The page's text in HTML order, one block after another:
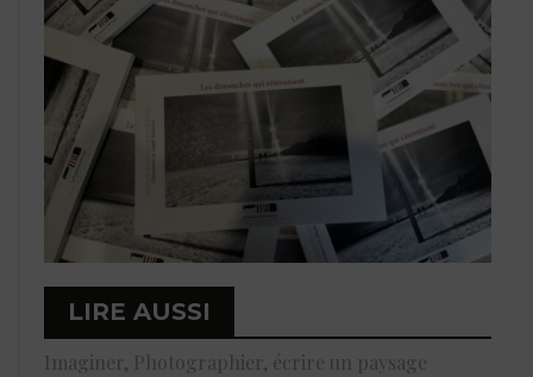
LIRE AUSSI
Imaginer, Photographier, écrire un paysage